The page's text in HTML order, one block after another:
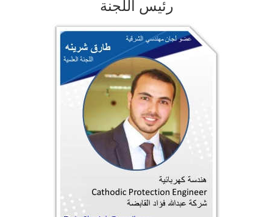
رئيس اللجنة